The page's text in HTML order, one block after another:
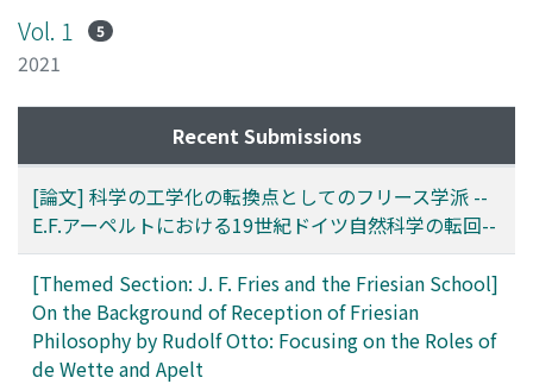
Vol. 1 5
2021
Recent Submissions
[論文] 科学の工学化の転換点としてのフリース学派 --
E.F.アーペルトにおける19世紀ドイツ自然科学の転回--
[Themed Section: J. F. Fries and the Friesian School]
On the Background of Reception of Friesian
Philosophy by Rudolf Otto: Focusing on the Roles of
de Wette and Apelt